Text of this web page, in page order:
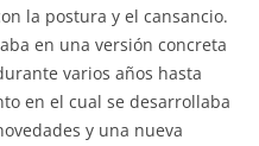
la postura y el cansancio.
en una versión concreta
varios años hasta
en el cual se desarrollaba
y una nueva